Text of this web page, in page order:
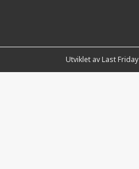
Utviklet av Last Friday